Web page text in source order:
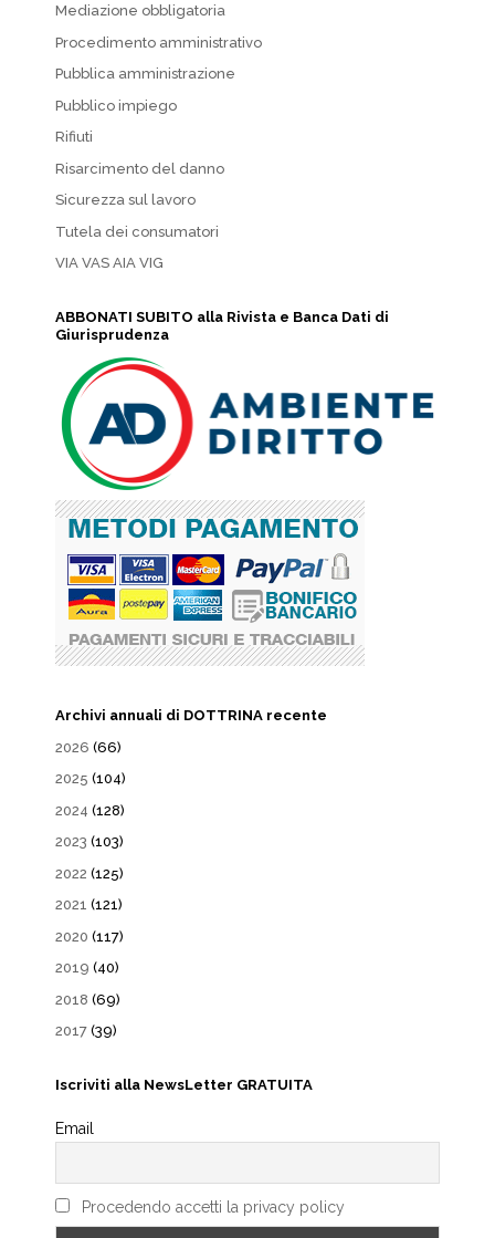
Mediazione obbligatoria
Procedimento amministrativo
Pubblica amministrazione
Pubblico impiego
Rifiuti
Risarcimento del danno
Sicurezza sul lavoro
Tutela dei consumatori
VIA VAS AIA VIG
ABBONATI SUBITO alla Rivista e Banca Dati di
Giurisprudenza
Archivi annuali di DOTTRINA recente
2026 (66)
2025 (104)
2024 (128)
2023 (103)
2022 (125)
2021 (121)
2020 (117)
2019 (40)
2018 (69)
2017 (39)
Iscriviti alla NewsLetter GRATUITA
Email
Procedendo accetti la privacy policy